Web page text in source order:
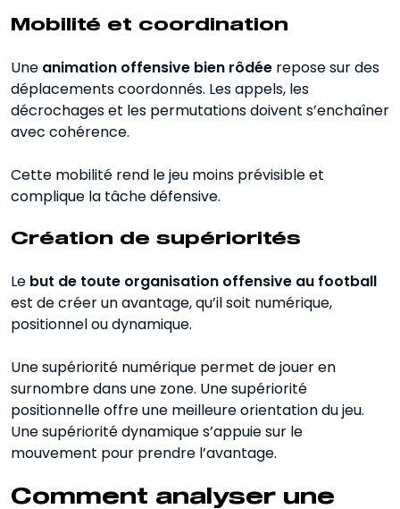
Mobilité et coordination
Une animation offensive bien rôdée repose sur des
déplacements coordonnés. Les appels, les
décrochages et les permutations doivent s’enchaîner
avec cohérence.
Cette mobilité rend le jeu moins prévisible et
complique la tâche défensive.
Création de supériorités
Le but de toute organisation offensive au football
est de créer un avantage, qu’il soit numérique,
positionnel ou dynamique.
Une supériorité numérique permet de jouer en
surnombre dans une zone. Une supériorité
positionnelle offre une meilleure orientation du jeu.
Une supériorité dynamique s’appuie sur le
mouvement pour prendre l’avantage.
Comment analyser une